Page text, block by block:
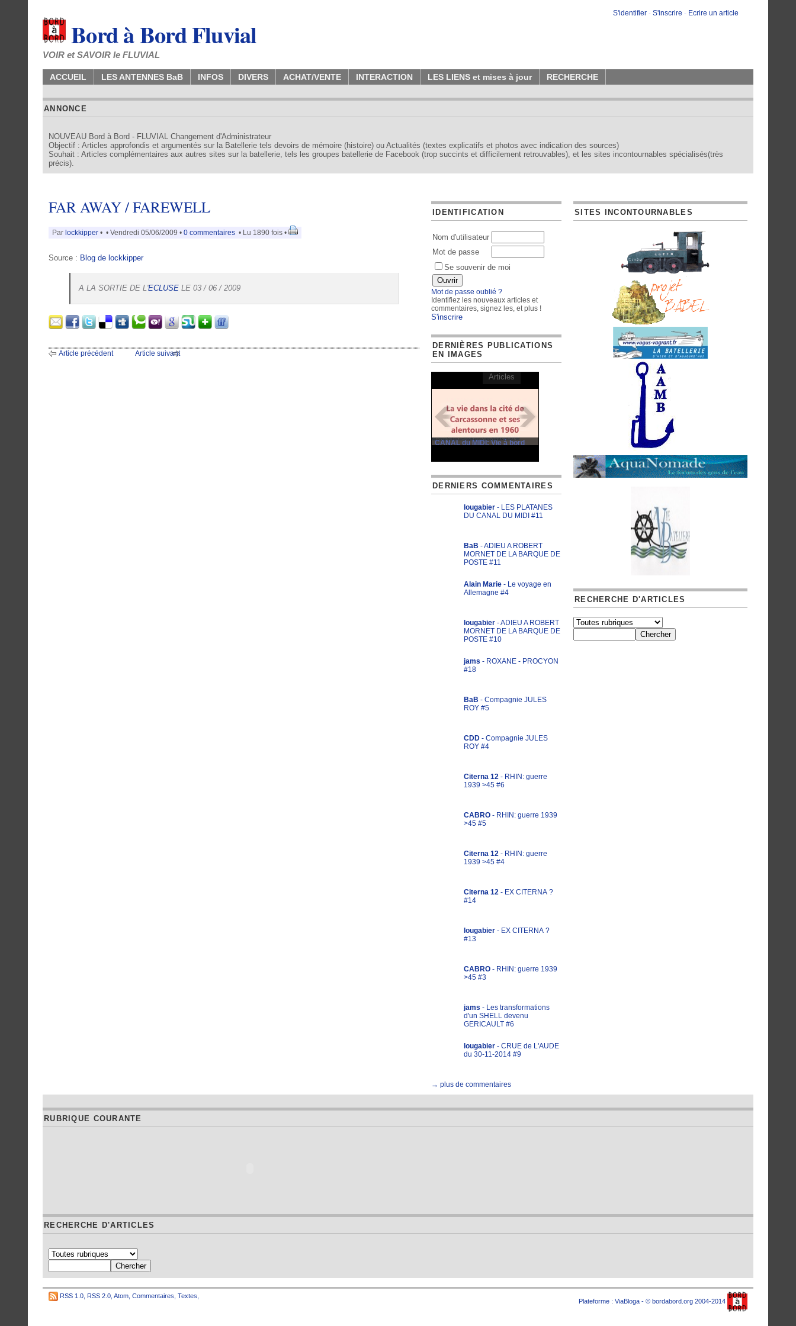
S'identifier - S'inscrire - Ecrire un article
Bord à Bord Fluvial
VOIR et SAVOIR le FLUVIAL
ACCUEIL LES ANTENNES BaB INFOS DIVERS ACHAT/VENTE INTERACTION LES LIENS et mises à jour RECHERCHE
ANNONCE
NOUVEAU Bord à Bord - FLUVIAL Changement d'Administrateur
Objectif : Articles approfondis et argumentés sur la Batellerie tels devoirs de mémoire (histoire) ou Actualités (textes explicatifs et photos avec indication des sources)
Souhait : Articles complémentaires aux autres sites sur la batellerie, tels les groupes batellerie de Facebook (trop succints et difficilement retrouvables), et les sites incontournables spécialisés(très
précis).
FAR AWAY / FAREWELL
Par lockkipper • • Vendredi 05/06/2009 • 0 commentaires • Lu 1890 fois •
Source : Blog de lockkipper
A LA SORTIE DE L'ECLUSE LE 03 / 06 / 2009
Article précédent Article suivant
IDENTIFICATION
Nom d'utilisateur
Mot de passe
Se souvenir de moi
Mot de passe oublié ?
Identifiez les nouveaux articles et
commentaires, signez les, et plus !
S'inscrire
DERNIÈRES PUBLICATIONS
EN IMAGES
CANAL du MIDI: Vie à bord
Articles
DERNIERS COMMENTAIRES
lougabier - LES PLATANES
DU CANAL DU MIDI #11
BaB - ADIEU A ROBERT
MORNET DE LA BARQUE DE
POSTE #11
Alain Marie - Le voyage en
Allemagne #4
lougabier - ADIEU A ROBERT
MORNET DE LA BARQUE DE
POSTE #10
jams - ROXANE - PROCYON
#18
BaB - Compagnie JULES
ROY #5
CDD - Compagnie JULES
ROY #4
Citerna 12 - RHIN: guerre
1939 >45 #6
CABRO - RHIN: guerre 1939
>45 #5
Citerna 12 - RHIN: guerre
1939 >45 #4
Citerna 12 - EX CITERNA ?
#14
lougabier - EX CITERNA ?
#13
CABRO - RHIN: guerre 1939
>45 #3
jams - Les transformations
d'un SHELL devenu
GERICAULT #6
lougabier - CRUE de L'AUDE
du 30-11-2014 #9
→ plus de commentaires
SITES INCONTOURNABLES
RECHERCHE D'ARTICLES
RUBRIQUE COURANTE
RECHERCHE D'ARTICLES
RSS 1.0 RSS 2.0 Atom Commentaires Textes
Plateforme : ViaBloga - © bordabord.org 2004-2014